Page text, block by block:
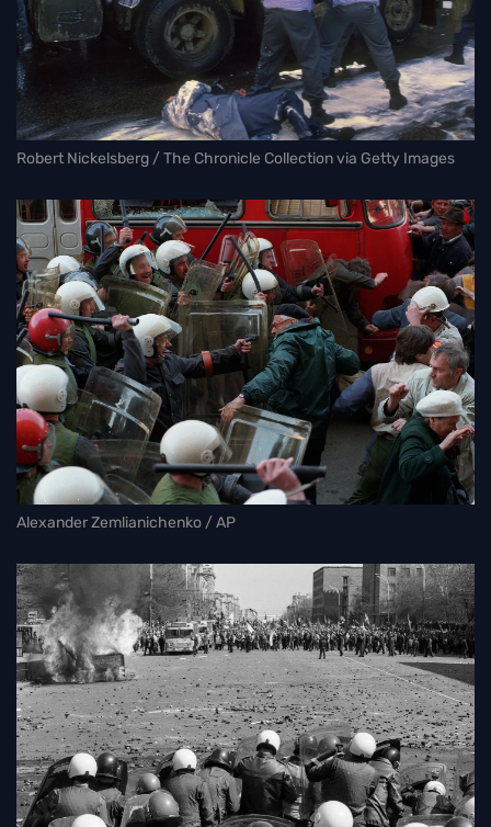
Robert Nickelsberg / The Chronicle Collection via Getty Images
Alexander Zemlianichenko / AP